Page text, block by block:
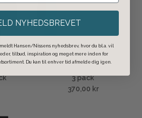
Calvin Klein
3 pack
370,00 kr
NYHEDSBREVET
Hansen/Nissens nyhedsbrev, hvor du bl.a. vil
tilbud, inspiration og meget mere inden for
Du kan til enhver tid afmelde dig igen.